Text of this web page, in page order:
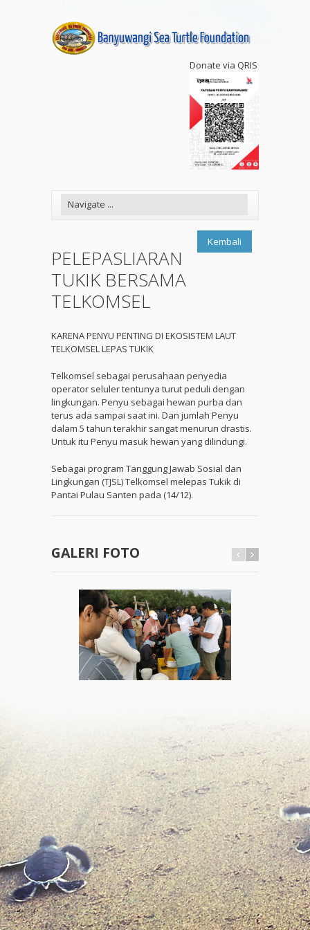
Donate via QRIS
Kembali
PELEPASLIARAN
TUKIK BERSAMA
TELKOMSEL
KARENA PENYU PENTING DI EKOSISTEM LAUT
TELKOMSEL LEPAS TUKIK
Telkomsel sebagai perusahaan penyedia
operator seluler tentunya turut peduli dengan
lingkungan. Penyu sebagai hewan purba dan
terus ada sampai saat ini. Dan jumlah Penyu
dalam 5 tahun terakhir sangat menurun drastis.
Untuk itu Penyu masuk hewan yang dilindungi.
Sebagai program Tanggung Jawab Sosial dan
Lingkungan (TJSL) Telkomsel melepas Tukik di
Pantai Pulau Santen pada (14/12).
GALERI FOTO